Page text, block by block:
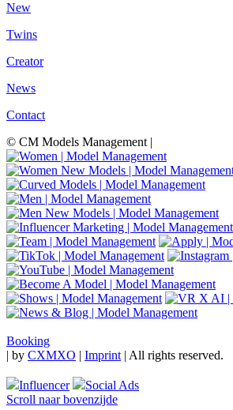
New
Twins
Creator
News
Contact
© CM Models Management |
Booking
| by CXMXO | Imprint | All rights reserved.
Influencer
Social Ads
Scroll naar bovenzijde